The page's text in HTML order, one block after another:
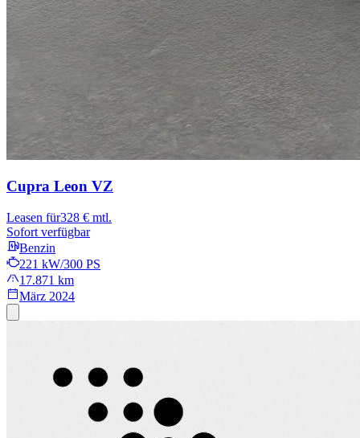
Cupra Leon VZ
Leasen für328 € mtl.
Sofort verfügbar
Benzin
221 kW/300 PS
17.871 km
März 2024